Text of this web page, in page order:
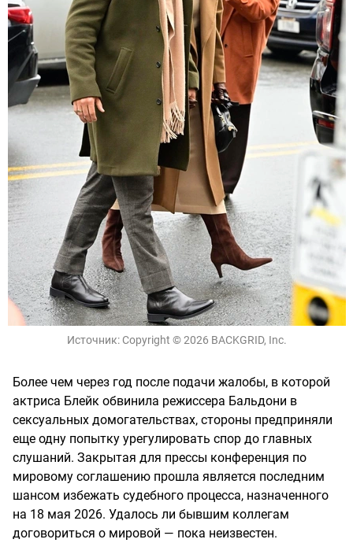
Источник: Copyright © 2026 BACKGRID, Inc.
Более чем через год после подачи жалобы, в которой
актриса Блейк обвинила режиссера Бальдони в
сексуальных домогательствах, стороны предприняли
еще одну попытку урегулировать спор до главных
слушаний. Закрытая для прессы конференция по
мировому соглашению прошла является последним
шансом избежать судебного процесса, назначенного
на 18 мая 2026. Удалось ли бывшим коллегам
договориться о мировой — пока неизвестен.